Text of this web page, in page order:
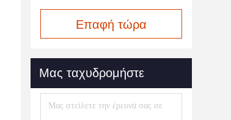
Επαφή τώρα
Μας ταχυδρομήστε